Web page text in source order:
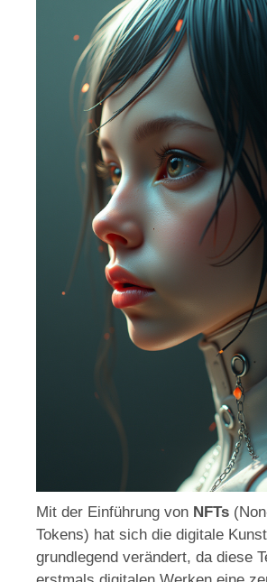
Mit der Einführung von NFTs
Tokens) hat sich die digitale
grundlegend verändert, da diese